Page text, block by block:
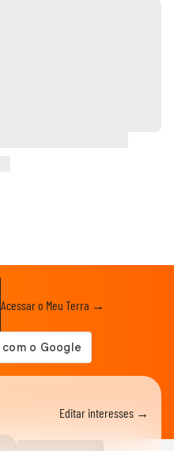
Acessar o Meu Terra →
Editar interesses →